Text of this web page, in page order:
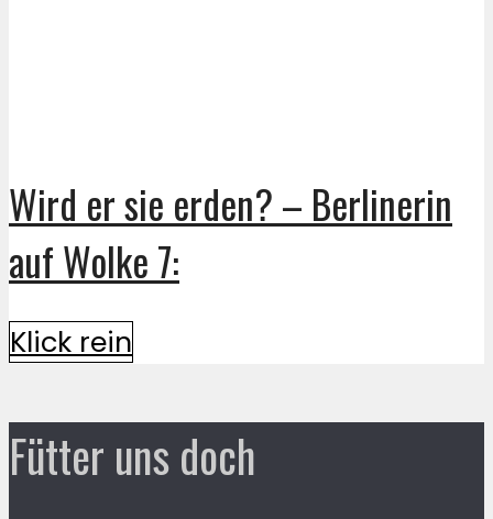
Wird er sie erden? – Berlinerin
auf Wolke 7:
Klick rein
Fütter uns doch